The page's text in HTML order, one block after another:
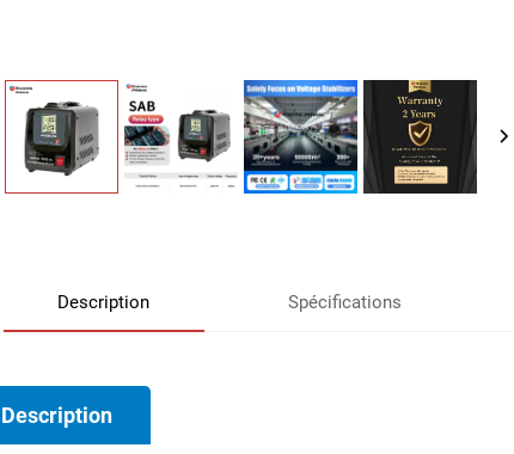
Description Spécifications
Description